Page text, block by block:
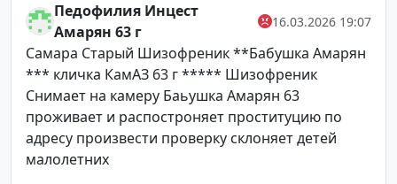
Педофилия Инцест
Амарян 63 г
16.03.2026 19:07
Самара Старый Шизофреник **Бабушка Амарян
*** кличка КамАЗ 63 г ***** Шизофреник
Снимает на камеру Баьушка Амарян 63
проживает и распостроняет проституцию по
адресу произвести проверку склоняет детей
малолетних